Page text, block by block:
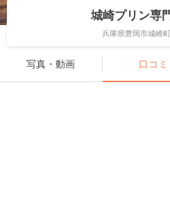
城崎プリン専
兵庫県豊岡市城崎
写真・動画 口コミ